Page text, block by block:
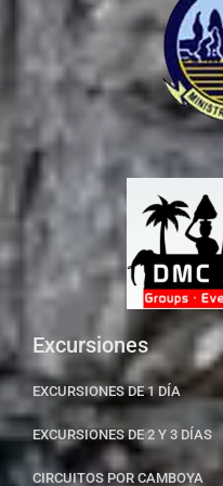
Excursiones
EXCURSIONES DE 1 DÍA
EXCURSIONES DE 2 Y 3 DÍAS
CIRCUITOS POR CAMBOYA